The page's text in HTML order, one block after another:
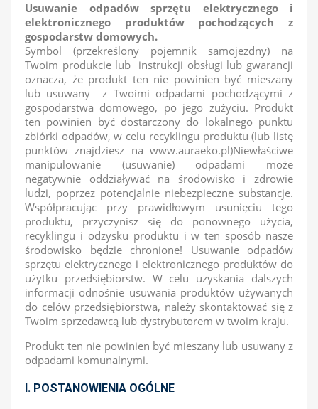
Usuwanie odpadów sprzętu elektrycznego i
elektronicznego produktów pochodzących z
gospodarstw domowych.
Symbol (przekreślony pojemnik samojezdny) na
Twoim produkcie lub instrukcji obsługi lub gwarancji
oznacza, że produkt ten nie powinien być mieszany
lub usuwany z Twoimi odpadami pochodzącymi z
gospodarstwa domowego, po jego zużyciu. Produkt
ten powinien być dostarczony do lokalnego punktu
zbiórki odpadów, w celu recyklingu produktu (lub listę
punktów znajdziesz na www.auraeko.pl)Niewłaściwe
manipulowanie (usuwanie) odpadami może
negatywnie oddziaływać na środowisko i zdrowie
ludzi, poprzez potencjalnie niebezpieczne substancje.
Współpracując przy prawidłowym usunięciu tego
produktu, przyczynisz się do ponownego użycia,
recyklingu i odzysku produktu i w ten sposób nasze
środowisko będzie chronione! Usuwanie odpadów
sprzętu elektrycznego i elektronicznego produktów do
użytku przedsiębiorstw. W celu uzyskania dalszych
informacji odnośnie usuwania produktów używanych
do celów przedsiębiorstwa, należy skontaktować się z
Twoim sprzedawcą lub dystrybutorem w twoim kraju.
Produkt ten nie powinien być mieszany lub usuwany z
odpadami komunalnymi.
I. POSTANOWIENIA OGÓLNE